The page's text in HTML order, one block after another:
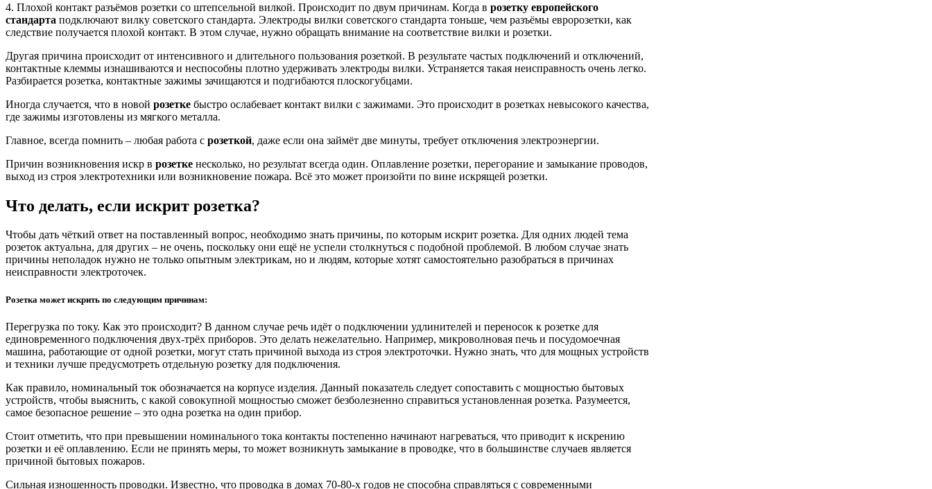
4. Плохой контакт разъёмов розетки со штепсельной вилкой. Происходит по двум причинам. Когда в розетку европейского
стандарта подключают вилку советского стандарта. Электроды вилки советского стандарта тоньше, чем разъёмы евророзетки, как
следствие получается плохой контакт. В этом случае, нужно обращать внимание на соответствие вилки и розетки.
Другая причина происходит от интенсивного и длительного пользования розеткой. В результате частых подключений и отключений,
контактные клеммы изнашиваются и неспособны плотно удерживать электроды вилки. Устраняется такая неисправность очень легко.
Разбирается розетка, контактные зажимы зачищаются и подгибаются плоскогубцами.
Иногда случается, что в новой розетке быстро ослабевает контакт вилки с зажимами. Это происходит в розетках невысокого качества,
где зажимы изготовлены из мягкого металла.
Главное, всегда помнить – любая работа с розеткой, даже если она займёт две минуты, требует отключения электроэнергии.
Причин возникновения искр в розетке несколько, но результат всегда один. Оплавление розетки, перегорание и замыкание проводов,
выход из строя электротехники или возникновение пожара. Всё это может произойти по вине искрящей розетки.
Что делать, если искрит розетка?
Чтобы дать чёткий ответ на поставленный вопрос, необходимо знать причины, по которым искрит розетка. Для одних людей тема
розеток актуальна, для других – не очень, поскольку они ещё не успели столкнуться с подобной проблемой. В любом случае знать
причины неполадок нужно не только опытным электрикам, но и людям, которые хотят самостоятельно разобраться в причинах
неисправности электроточек.
Розетка может искрить по следующим причинам:
Перегрузка по току. Как это происходит? В данном случае речь идёт о подключении удлинителей и переносок к розетке для
единовременного подключения двух-трёх приборов. Это делать нежелательно. Например, микроволновая печь и посудомоечная
машина, работающие от одной розетки, могут стать причиной выхода из строя электроточки. Нужно знать, что для мощных устройств
и техники лучше предусмотреть отдельную розетку для подключения.
Как правило, номинальный ток обозначается на корпусе изделия. Данный показатель следует сопоставить с мощностью бытовых
устройств, чтобы выяснить, с какой совокупной мощностью сможет безболезненно справиться установленная розетка. Разумеется,
самое безопасное решение – это одна розетка на один прибор.
Стоит отметить, что при превышении номинального тока контакты постепенно начинают нагреваться, что приводит к искрению
розетки и её оплавлению. Если не принять меры, то может возникнуть замыкание в проводке, что в большинстве случаев является
причиной бытовых пожаров.
Сильная изношенность проводки. Известно, что проводка в домах 70-80-х годов не способна справляться с современными